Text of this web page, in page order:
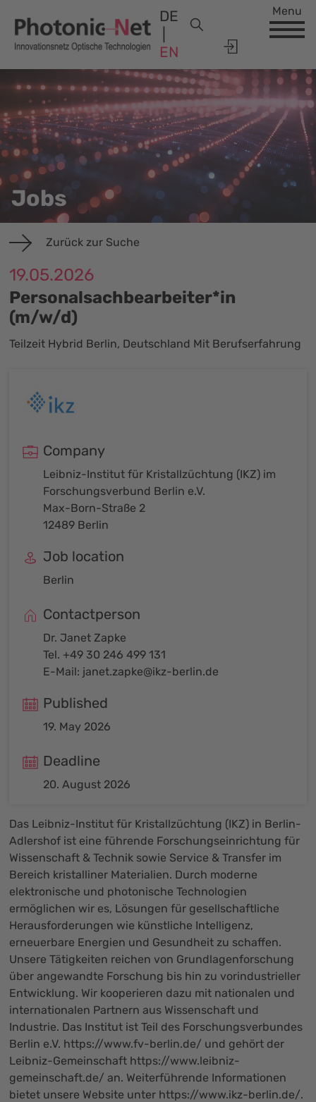
DE
EN
Menu
Jobs
Zurück zur Suche
19.05.2026
Personalsachbearbeiter*in
(m/w/d)
Teilzeit Hybrid Berlin, Deutschland Mit Berufserfahrung
Company
Leibniz-Institut für Kristallzüchtung (IKZ) im
Forschungsverbund Berlin e.V.
Max-Born-Straße 2
12489 Berlin
Job location
Berlin
Contactperson
Dr. Janet Zapke
Tel. +49 30 246 499 131
E-Mail: janet.zapke@ikz-berlin.de
Published
19. May 2026
Deadline
20. August 2026
Das Leibniz-Institut für Kristallzüchtung (IKZ) in Berlin-
Adlershof ist eine führende Forschungseinrichtung für
Wissenschaft & Technik sowie Service & Transfer im
Bereich kristalliner Materialien. Durch moderne
elektronische und photonische Technologien
ermöglichen wir es, Lösungen für gesellschaftliche
Herausforderungen wie künstliche Intelligenz,
erneuerbare Energien und Gesundheit zu schaffen.
Unsere Tätigkeiten reichen von Grundlagenforschung
über angewandte Forschung bis hin zu vorindustrieller
Entwicklung. Wir kooperieren dazu mit nationalen und
internationalen Partnern aus Wissenschaft und
Industrie. Das Institut ist Teil des Forschungsverbundes
Berlin e.V. https://www.fv-berlin.de/ und gehört der
Leibniz-Gemeinschaft https://www.leibniz-
gemeinschaft.de/ an. Weiterführende Informationen
bietet unsere Website unter https://www.ikz-berlin.de/.